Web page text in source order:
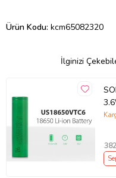
Ürün Kodu: kcm65082320
İlginizi
382